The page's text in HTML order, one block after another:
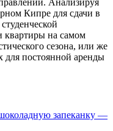
Анализируя
Кипре для сдачи в
на самом
сезона, или же
для постоянной аренды